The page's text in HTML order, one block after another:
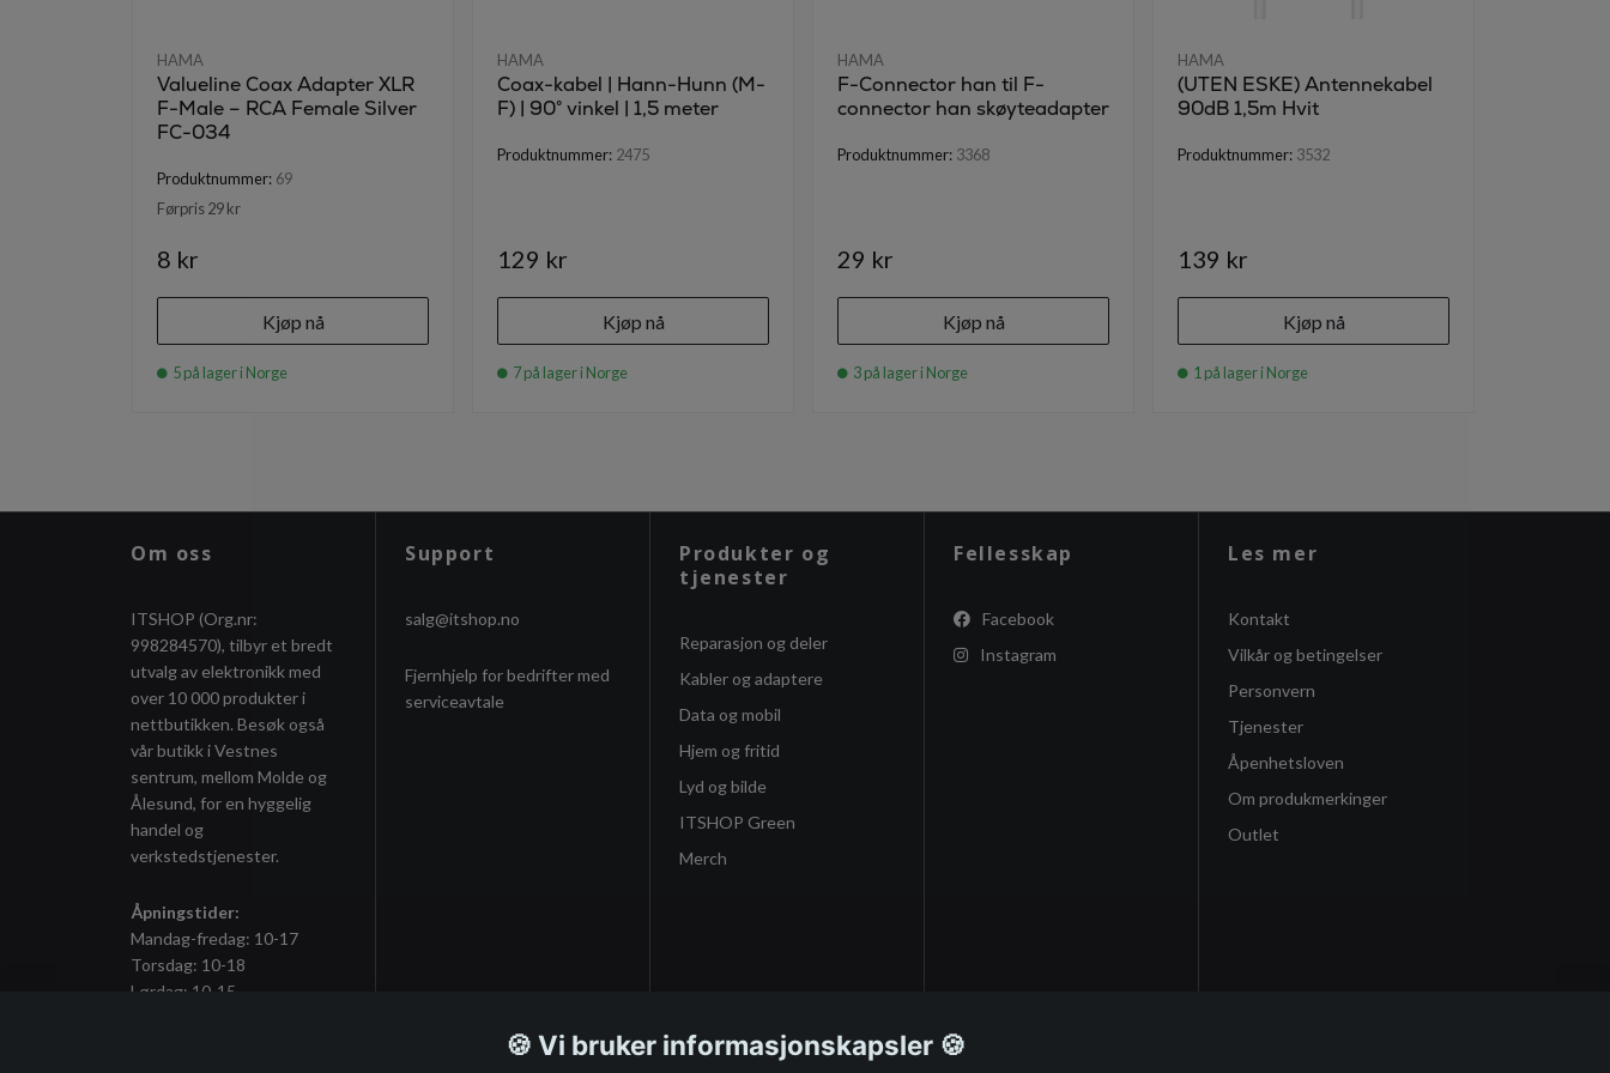
HAMA
Valueline Coax Adapter XLR
F-Male – RCA Female Silver
FC-034
Produktnummer: 69
Førpris 29 kr
8 kr
Kjøp nå
5 på lager i Norge
HAMA
Coax-kabel | Hann-Hunn (M-
F) | 90° vinkel | 1,5 meter
Produktnummer: 2475
129 kr
Kjøp nå
7 på lager i Norge
HAMA
F-Connector han til F-
connector han skøyteadapter
Produktnummer: 3368
29 kr
Kjøp nå
3 på lager i Norge
HAMA
(UTEN ESKE) Antennekabel
90dB 1,5m Hvit
Produktnummer: 3532
139 kr
Kjøp nå
1 på lager i Norge
Om oss
ITSHOP (Org.nr:
998284570), tilbyr et bredt
utvalg av elektronikk med
over 10 000 produkter i
nettbutikken. Besøk også
vår butikk i Vestnes
sentrum, mellom Molde og
Ålesund, for en hyggelig
handel og
verkstedstjenester.
Åpningstider:
Mandag-fredag: 10-17
Torsdag: 10-18
Lørdag: 10-15
Support
salg@itshop.no
Fjernhjelp for bedrifter med
serviceavtale
Produkter og
tjenester
Reparasjon og deler
Kabler og adaptere
Data og mobil
Hjem og fritid
Lyd og bilde
ITSHOP Green
Merch
Fellesskap
Facebook
Instagram
Les mer
Kontakt
Vilkår og betingelser
Personvern
Tjenester
Åpenhetsloven
Om produkmerkinger
Outlet
🍪 Vi bruker informasjonskapsler 🍪